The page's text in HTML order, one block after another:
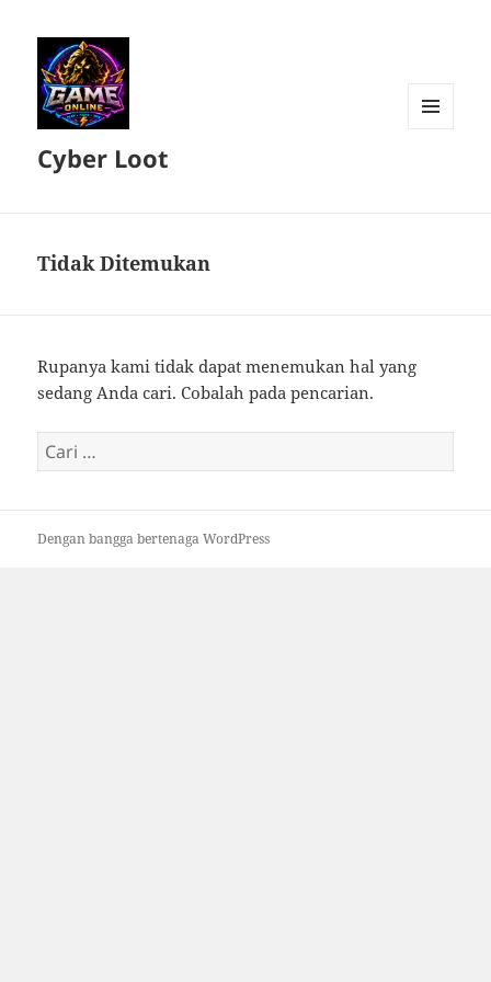
Cyber Loot
Tidak Ditemukan
Rupanya kami tidak dapat menemukan hal yang
sedang Anda cari. Cobalah pada pencarian.
Cari
untuk:
Dengan bangga bertenaga WordPress